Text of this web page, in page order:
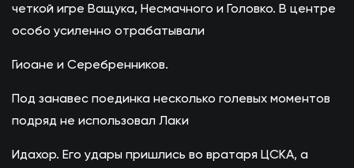
четкой игре Ващука, Несмачного и Головко. В центре
особо усиленно отрабатывали
Гиоане и Серебренников.
Под занавес поединка несколько голевых моментов
подряд не использовал Лаки
Идахор. Его удары пришлись во вратаря ЦСКА, а